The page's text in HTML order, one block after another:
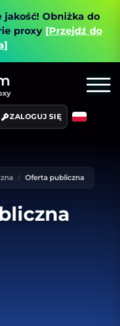
jakość! Obniżka do
proxy [Przejdź do
ZALOGUJ SIĘ
Oferta publiczna